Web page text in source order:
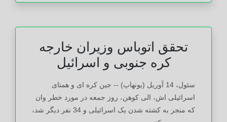
تحقق اتوباس وزیران خارجه
کره جنوبی و اسرائیل
سئول، 14 آوریل (یونهاپ) -- جین کره ای و همتای
اسرائیلی اش، الی کوهن، روز جمعه در مورد خطر وان
که منجر به کشته شدن یک اسرائیلی و 34 نفر دیگر شد،